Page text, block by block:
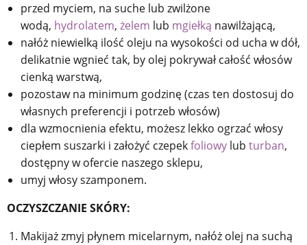
przed myciem, na suche lub zwilżone
wodą, hydrolatem, żelem lub mgiełką nawilżającą,
nałóż niewielką ilość oleju na wysokości od ucha w dół,
delikatnie wgnieć tak, by olej pokrywał całość włosów
cienką warstwą,
pozostaw na minimum godzinę (czas ten dostosuj do
własnych preferencji i potrzeb włosów)
dla wzmocnienia efektu, możesz lekko ogrzać włosy
ciepłem suszarki i założyć czepekfoliowy lub turban,
dostępny w ofercie naszego sklepu,
umyj włosy szamponem.
OCZYSZCZANIE SKÓRY:
Makijaż zmyj płynem micelarnym, nałóż olej na suchą